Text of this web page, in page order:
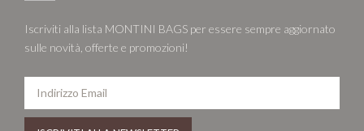
Iscriviti alla lista MONTINI BAGS per essere sempre aggiornato
sulle novità, offerte e promozioni!